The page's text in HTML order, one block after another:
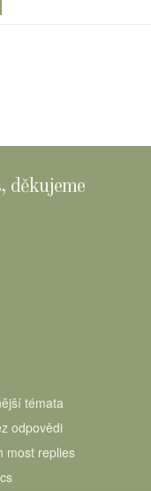
děkujeme
témata
odpovědi
most replies